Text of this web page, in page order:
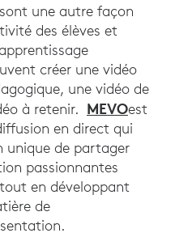
une autre façon
des élèves et
créer une vidéo
une vidéo de
à retenir. MEVOest
en direct qui
unique de partager
passionnantes
en développant
de